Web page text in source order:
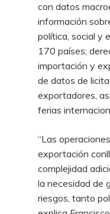
con datos
información
política, social y
170 países;
importación y
de datos de
exportadores,
ferias
“Las
exportación
complejidad
la necesidad de
riesgos, tanto